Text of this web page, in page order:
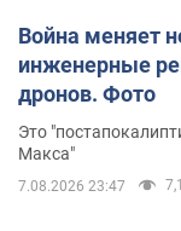
Война меняет
инженерные
дронов. Фото
Это
Макса"
7.08.2026 23:47